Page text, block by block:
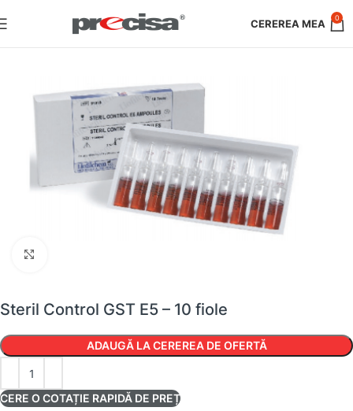
0
Steril Control GST E5 – 10 fiole
ADAUGĂ LA CEREREA DE OFERTĂ
CERE O COTAȚIE RAPIDĂ DE PREȚ